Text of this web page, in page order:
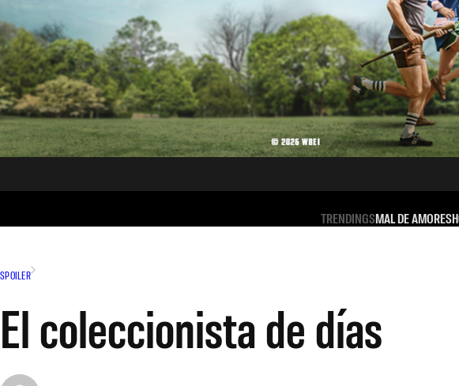
TRENDINGSMAL DE AMORES
SPOILER
El coleccionista de días